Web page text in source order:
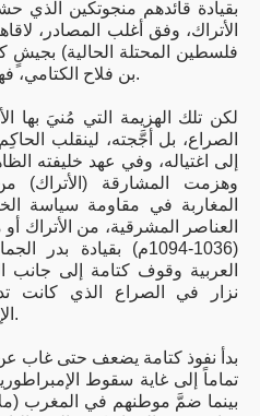
بقيادة قائدهم منجوتكين الذي
الأتراك، وفق أغلب المصادر،
فلسطين المحتلة الحالية) بجيشٍ
بن فلاح الكتامي، فهزمهم وأسر قائدهم منجوتكين.
لكن تلك الهزيمة التي مُنيَ بها
الصراع، بل أجَّجته، لينقلب
وهزمت المشارقة (الأتراك)
المغاربة في مقاومة سياسة
العناصر المشرقية، من الأتراك
(1036-1094م) بقيادة
العربية وقوف كتامة إلى جانب
نزار في الصراع الذي كانت
الإسماعيلية في العالم الإسلامي.
بدأ نفوذ كتامة يضعف حتى غاب
بينما ضمَّ موطنهم في المغرب